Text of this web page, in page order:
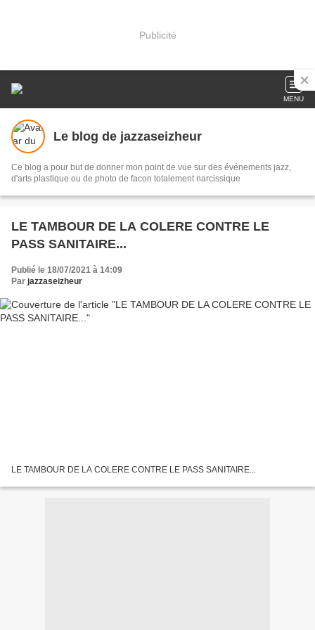
Publicité
MENU
Le blog de jazzaseizheur
Ce blog a pour but de donner mon point de vue sur des événements jazz,
d'arts plastique ou de photo de facon totalement narcissique
LE TAMBOUR DE LA COLERE CONTRE LE
PASS SANITAIRE...
Publié le 18/07/2021 à 14:09
Par jazzaseizheur
LE TAMBOUR DE LA COLERE CONTRE LE PASS SANITAIRE...